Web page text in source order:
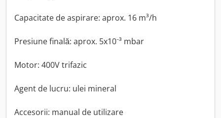
Capacitate de aspirare: aprox. 16 m³/h
Presiune finală: aprox. 5x10⁻³ mbar
Motor: 400V trifazic
Agent de lucru: ulei mineral
Accesorii: manual de utilizare